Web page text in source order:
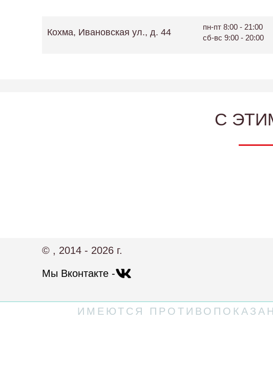
Кохма, Ивановская ул., д. 44
пн-пт 8:00 - 21:00
сб-вс 9:00 - 20:00
C
© , 2014 - 2026 г.
Мы Вконтакте -
ИМЕЮТСЯ